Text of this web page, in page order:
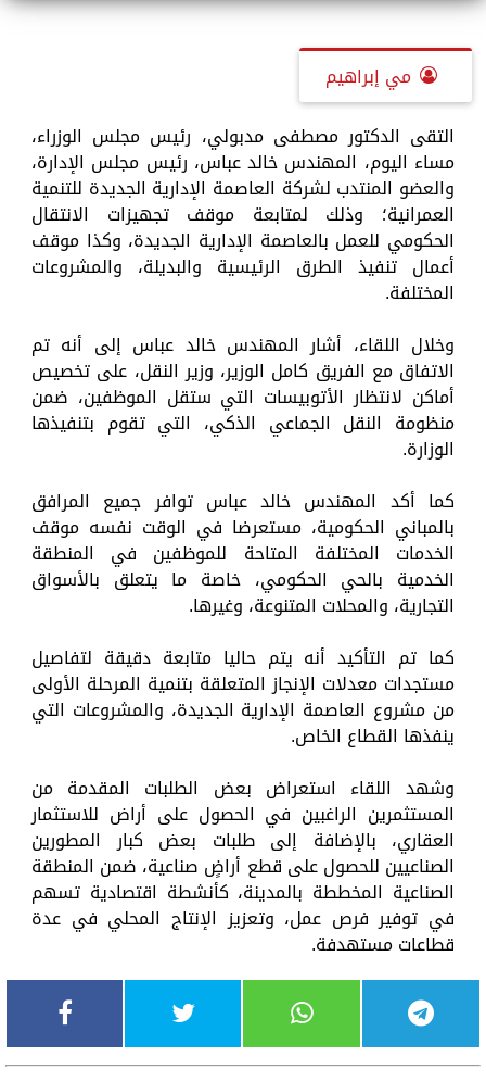
مي إبراهيم
التقى الدكتور مصطفى مدبولي، رئيس مجلس الوزراء،
مساء اليوم، المهندس خالد عباس، رئيس مجلس الإدارة،
والعضو المنتدب لشركة العاصمة الإدارية الجديدة للتنمية
العمرانية؛ وذلك لمتابعة موقف تجهيزات الانتقال
الحكومي للعمل بالعاصمة الإدارية الجديدة، وكذا موقف
أعمال تنفيذ الطرق الرئيسية والبديلة، والمشروعات
المختلفة.
وخلال اللقاء، أشار المهندس خالد عباس إلى أنه تم
الاتفاق مع الفريق كامل الوزير، وزير النقل، على تخصيص
أماكن لانتظار الأتوبيسات التي ستقل الموظفين، ضمن
منظومة النقل الجماعي الذكي، التي تقوم بتنفيذها
الوزارة.
كما أكد المهندس خالد عباس توافر جميع المرافق
بالمباني الحكومية، مستعرضا في الوقت نفسه موقف
الخدمات المختلفة المتاحة للموظفين في المنطقة
الخدمية بالحي الحكومي، خاصة ما يتعلق بالأسواق
التجارية، والمحلات المتنوعة، وغيرها.
كما تم التأكيد أنه يتم حاليا متابعة دقيقة لتفاصيل
مستجدات معدلات الإنجاز المتعلقة بتنمية المرحلة الأولى
من مشروع العاصمة الإدارية الجديدة، والمشروعات التي
ينفذها القطاع الخاص.
وشهد اللقاء استعراض بعض الطلبات المقدمة من
المستثمرين الراغبين في الحصول على أراض للاستثمار
العقاري، بالإضافة إلى طلبات بعض كبار المطورين
الصناعيين للحصول على قطع أراضٍ صناعية، ضمن المنطقة
الصناعية المخططة بالمدينة، كأنشطة اقتصادية تسهم
في توفير فرص عمل، وتعزيز الإنتاج المحلي في عدة
قطاعات مستهدفة.